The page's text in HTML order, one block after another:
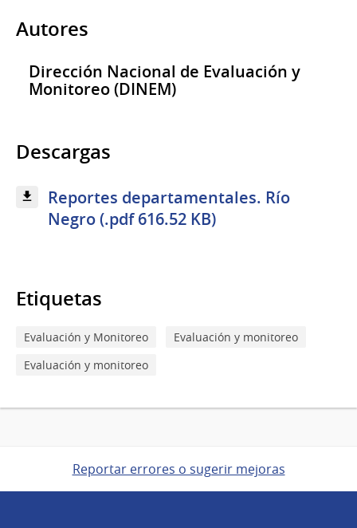
Autores
Dirección Nacional de Evaluación y
Monitoreo (DINEM)
Descargas
Reportes departamentales. Río
Negro (.pdf 616.52 KB)
Etiquetas
Evaluación y Monitoreo
Evaluación y monitoreo
Evaluación y monitoreo
Reportar errores o sugerir mejoras